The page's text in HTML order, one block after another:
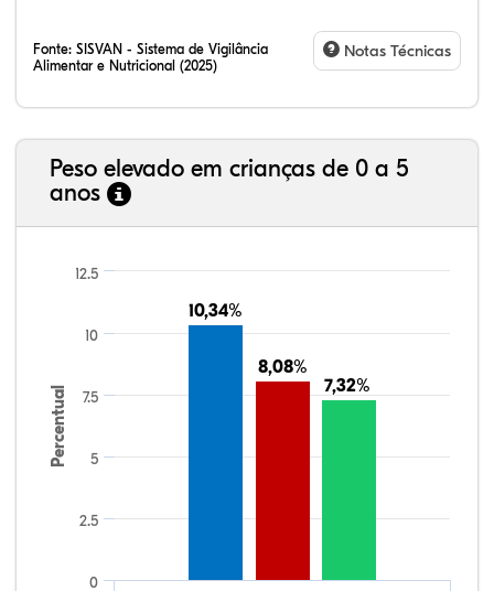
Fonte: SISVAN - Sistema de Vigilância
Alimentar e Nutricional (2025)
Notas Técnicas
Peso elevado em crianças de 0 a 5
anos
Percentual
10,34%
10,34%
8,08%
8,08%
7,32%
7,32%
0
2.5
5
7.5
10
12.5